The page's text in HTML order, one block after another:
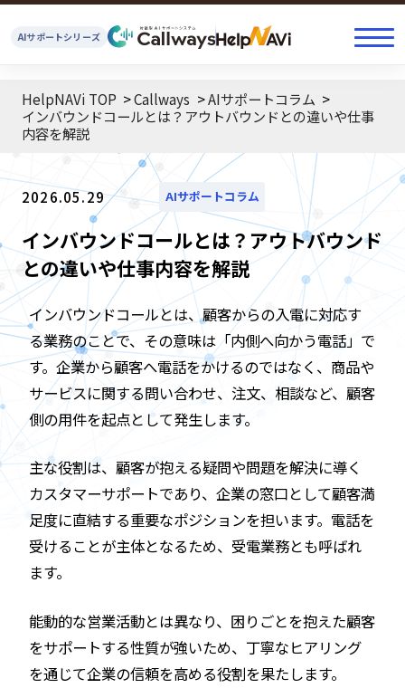
AIサポートシリーズ
HelpNAVi TOP Callways
AIサポートコラム
インバウンドコールとは？アウトバウンドとの違いや仕事
内容を解説
2026.05.29 AIサポートコラム
インバウンドコールとは？アウトバウンド
との違いや仕事内容を解説
インバウンドコールとは、顧客からの入電に対応す
る業務のことで、その意味は「内側へ向かう電話」で
す。企業から顧客へ電話をかけるのではなく、商品や
サービスに関する問い合わせ、注文、相談など、顧客
側の用件を起点として発生します。
主な役割は、顧客が抱える疑問や問題を解決に導く
カスタマーサポートであり、企業の窓口として顧客満
足度に直結する重要なポジションを担います。電話を
受けることが主体となるため、受電業務とも呼ばれ
ます。
能動的な営業活動とは異なり、困りごとを抱えた顧客
をサポートする性質が強いため、丁寧なヒアリング
を通じて企業の信頼を高める役割を果たします。